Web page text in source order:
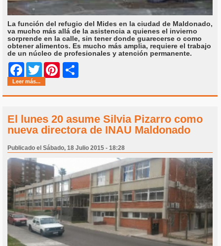
La función del refugio del Mides en la ciudad de Maldonado,
va mucho más allá de la asistencia a quienes el invierno
sorprende en la calle, sin tener donde guarecerse o como
obtener alimentos. Es mucho más amplia, requiere el trabajo
de un núcleo de profesionales y atención permanente.
Facebook
Twitter Pinterest
Leer más...
El lunes 20 asume Silvia Pizarro como
nueva directora de INAU Maldonado
Publicado el Sábado, 18 Julio 2015 - 18:28